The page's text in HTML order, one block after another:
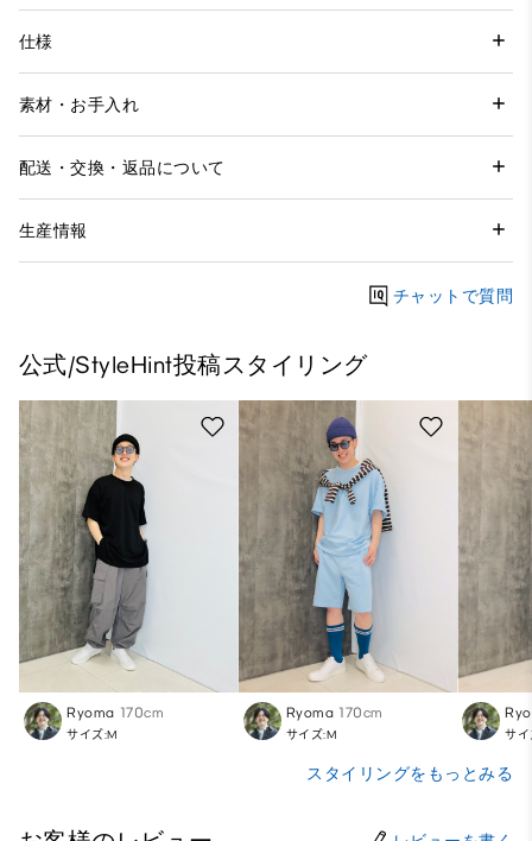
仕様
素材・お手入れ
配送・交換・返品について
生産情報
チャットで質問
公式/StyleHint投稿スタイリング
Ryoma 170cm
サイズ:M
Ryoma 170cm
サイズ:M サ
スタイリングをもっとみる